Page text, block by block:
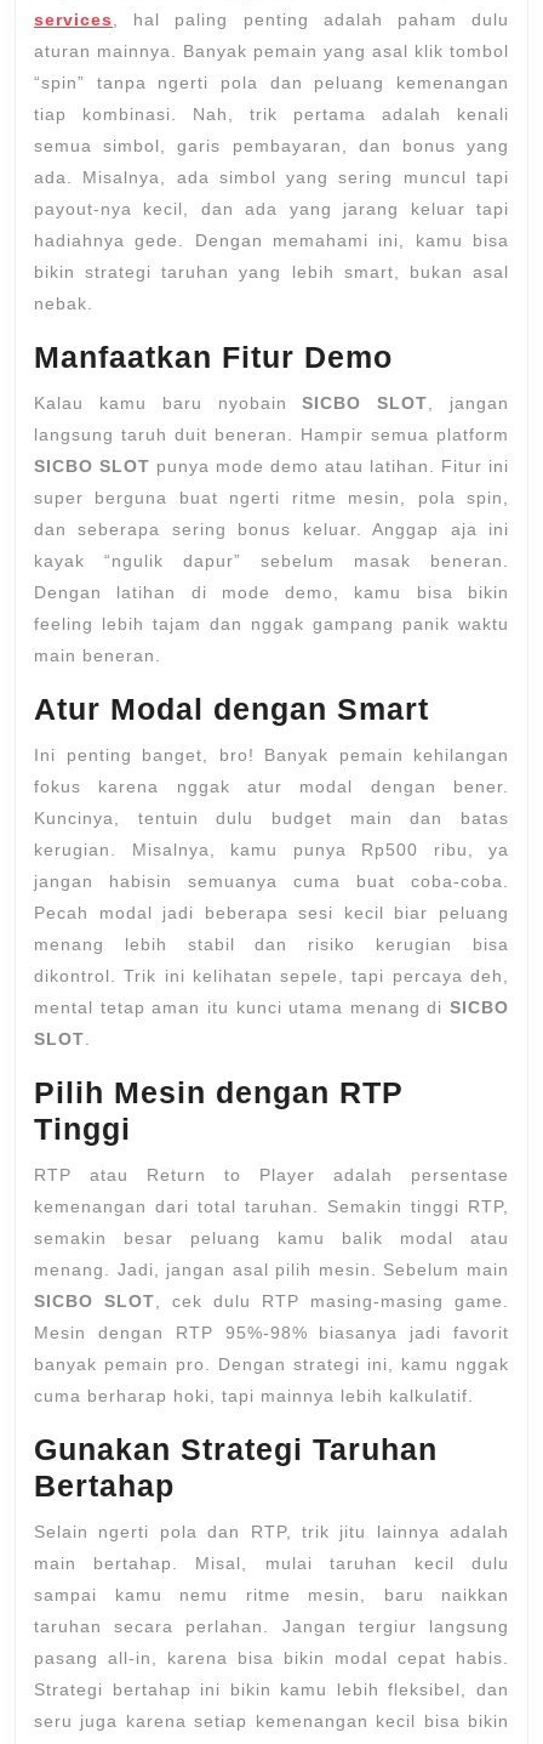
services
, hal paling penting adalah paham dulu
aturan mainnya. Banyak pemain yang asal klik tombol
“spin” tanpa ngerti pola dan peluang kemenangan
tiap kombinasi. Nah, trik pertama adalah kenali
semua simbol, garis pembayaran, dan bonus yang
ada. Misalnya, ada simbol yang sering muncul tapi
payout-nya kecil, dan ada yang jarang keluar tapi
hadiahnya gede. Dengan memahami ini, kamu bisa
bikin strategi taruhan yang lebih smart, bukan asal
nebak.
Manfaatkan Fitur Demo
Kalau kamu baru nyobainSICBO SLOT , jangan
langsung taruh duit beneran. Hampir semua platform
SICBO SLOT punya mode demo atau latihan. Fitur ini
super berguna buat ngerti ritme mesin, pola spin,
dan seberapa sering bonus keluar. Anggap aja ini
kayak “ngulik dapur” sebelum masak beneran.
Dengan latihan di mode demo, kamu bisa bikin
feeling lebih tajam dan nggak gampang panik waktu
main beneran.
Atur Modal dengan Smart
Ini penting banget, bro! Banyak pemain kehilangan
fokus karena nggak atur modal dengan bener.
Kuncinya, tentuin dulu budget main dan batas
kerugian. Misalnya, kamu punya Rp500 ribu, ya
jangan habisin semuanya cuma buat coba-coba.
Pecah modal jadi beberapa sesi kecil biar peluang
menang lebih stabil dan risiko kerugian bisa
dikontrol. Trik ini kelihatan sepele, tapi percaya deh,
mental tetap aman itu kunci utama menang di SICBO
SLOT
Pilih Mesin dengan RTP
Tinggi
RTP atau Return to Player adalah persentase
kemenangan dari total taruhan. Semakin tinggi RTP,
semakin besar peluang kamu balik modal atau
menang. Jadi, jangan asal pilih mesin. Sebelum main
SICBO SLOT , cek dulu RTP masing-masing game.
Mesin dengan RTP 95%-98% biasanya jadi favorit
banyak pemain pro. Dengan strategi ini, kamu nggak
cuma berharap hoki, tapi mainnya lebih kalkulatif.
Gunakan Strategi Taruhan
Bertahap
Selain ngerti pola dan RTP, trik jitu lainnya adalah
main bertahap. Misal, mulai taruhan kecil dulu
sampai kamu nemu ritme mesin, baru naikkan
taruhan secara perlahan. Jangan tergiur langsung
pasang all-in, karena bisa bikin modal cepat habis.
Strategi bertahap ini bikin kamu lebih fleksibel, dan
seru juga karena setiap kemenangan kecil bisa bikin